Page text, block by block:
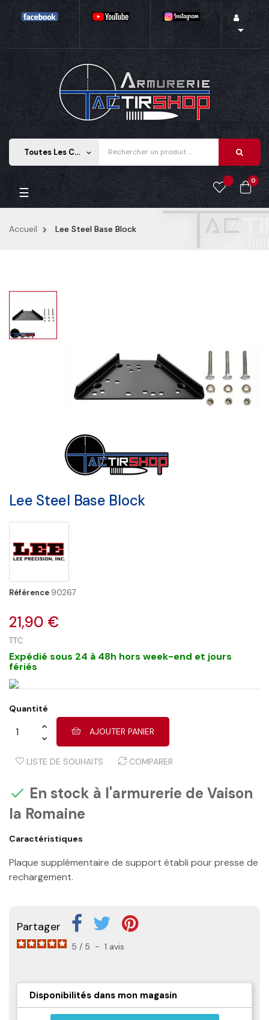

Toutes Les Catégories keyboard_arrow_down
0
Basculer la navigation
☰
Accueil Lee Steel Base Block
Lee Steel Base Block
Référence 90267
21,90 €
TTC
Expédié sous 24 à 48h hors week-end et jours
fériés
Quantité
AJOUTER PANIER
LISTE DE SOUHAITS COMPARER
 En stock à l'armurerie de Vaison
la Romaine
Caractéristiques
Plaque supplémentaire de support établi pour presse de
rechargement.
Partager
5 / 5 - 1 avis
Disponibilités dans mon magasin